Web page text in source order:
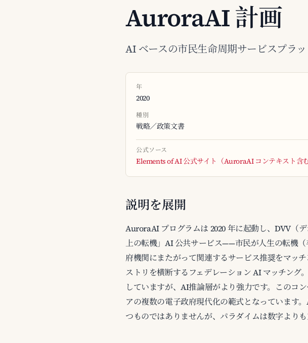
AuroraAI 計画
AI ベースの市民生命周期サービスプラッ
年
2020
種別
戦略／政策文書
公式ソース
Elements of AI 公式サイト（AuroraAI コンテキスト含む
説明を展開
AuroraAI プログラムは 2020 年に起動し、DVV（
上の転機」AI 公共サービス——市民が人生の転機
府機関にまたがって関連するサービス推奨をマッ
ストリを横断するフェデレーション AI マッチン
していますが、AI推論層がより強力です。このコ
アの複数の電子政府現代化の範式となっています
つものではありませんが、パラダイムは数字よりも